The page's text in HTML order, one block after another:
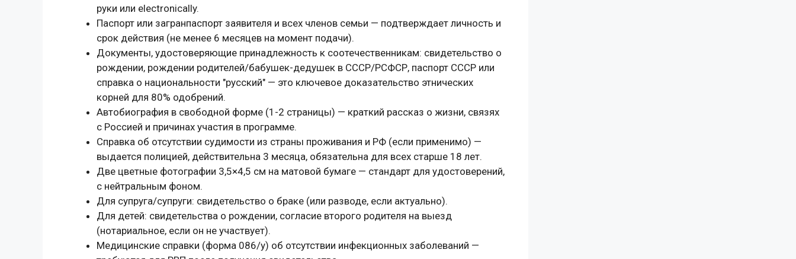
руки или electronically.
Паспорт или загранпаспорт заявителя и всех членов семьи — подтверждает личность и
срок действия (не менее 6 месяцев на момент подачи).
Документы, удостоверяющие принадлежность к соотечественникам: свидетельство о
рождении, рождении родителей/бабушек-дедушек в СССР/РСФСР, паспорт СССР или
справка о национальности "русский" — это ключевое доказательство этнических
корней для 80% одобрений.
Автобиография в свободной форме (1-2 страницы) — краткий рассказ о жизни, связях
с Россией и причинах участия в программе.
Справка об отсутствии судимости из страны проживания и РФ (если применимо) —
выдается полицией, действительна 3 месяца, обязательна для всех старше 18 лет.
Две цветные фотографии 3,5×4,5 см на матовой бумаге — стандарт для удостоверений,
с нейтральным фоном.
Для супруга/супруги: свидетельство о браке (или разводе, если актуально).
Для детей: свидетельства о рождении, согласие второго родителя на выезд
(нотариальное, если он не участвует).
Медицинские справки (форма 086/у) об отсутствии инфекционных заболеваний —